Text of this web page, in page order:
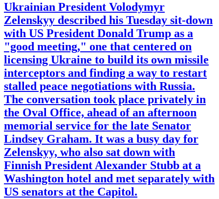
Ukrainian President Volodymyr
Zelenskyy described his Tuesday sit-down
with US President Donald Trump as a
"good meeting," one that centered on
licensing Ukraine to build its own missile
interceptors and finding a way to restart
stalled peace negotiations with Russia.
The conversation took place privately in
the Oval Office, ahead of an afternoon
memorial service for the late Senator
Lindsey Graham. It was a busy day for
Zelenskyy, who also sat down with
Finnish President Alexander Stubb at a
Washington hotel and met separately with
US senators at the Capitol.